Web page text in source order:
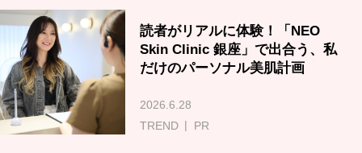
読者がリアルに体験！「NEO
Skin Clinic 銀座」で出合う、私
だけのパーソナル美肌計画
2026.6.28
TREND
PR